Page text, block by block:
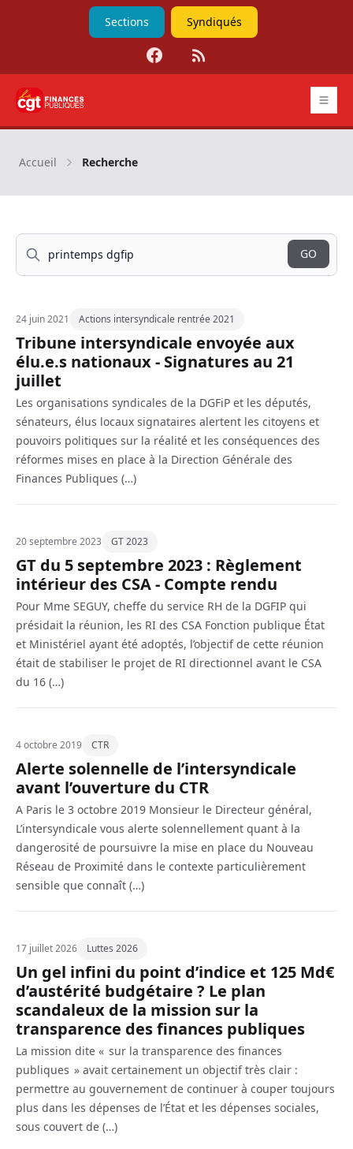
Sections Syndiqués
Facebook
RSS
CGT Finances publiques
Accueil Recherche
Search
GO
24 juin 2021 Actions intersyndicale rentrée 2021
Tribune intersyndicale envoyée aux
élu.e.s nationaux - Signatures au 21
juillet
Les organisations syndicales de la DGFiP et les députés,
sénateurs, élus locaux signataires alertent les citoyens et
pouvoirs politiques sur la réalité et les conséquences des
réformes mises en place à la Direction Générale des
Finances Publiques (…)
20 septembre 2023 GT 2023
GT du 5 septembre 2023 : Règlement
intérieur des CSA - Compte rendu
Pour Mme SEGUY, cheffe du service RH de la DGFIP qui
présidait la réunion, les RI des CSA Fonction publique État
et Ministériel ayant été adoptés, l’objectif de cette réunion
était de stabiliser le projet de RI directionnel avant le CSA
du 16 (…)
4 octobre 2019 CTR
Alerte solennelle de l’intersyndicale
avant l’ouverture du CTR
A Paris le 3 octobre 2019 Monsieur le Directeur général,
L’intersyndicale vous alerte solennellement quant à la
dangerosité de poursuivre la mise en place du Nouveau
Réseau de Proximité dans le contexte particulièrement
sensible que connaît (…)
17 juillet 2026 Luttes 2026
Un gel infini du point d’indice et 125 Md€
d’austérité budgétaire ? Le plan
scandaleux de la mission sur la
transparence des finances publiques
La mission dite « sur la transparence des finances
publiques » avait certainement un objectif très clair :
permettre au gouvernement de continuer à couper toujours
plus dans les dépenses de l’État et les dépenses sociales,
sous couvert de (…)